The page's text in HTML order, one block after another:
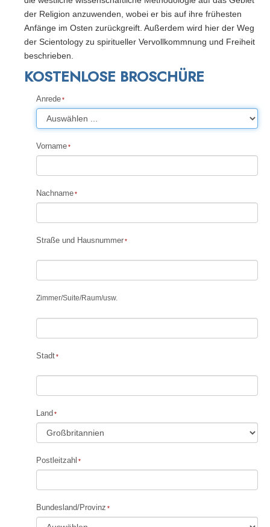
der Religion anzuwenden, wobei er bis auf ihre frühesten
Anfänge im Osten zurückgreift. Außerdem wird hier der Weg
der Scientology zu spiritueller Vervollkommnung und Freiheit
beschrieben.
KOSTENLOSE BROSCHÜRE
Anrede
Vorname
Nachname
Straße und Hausnummer
Zimmer/Suite/Raum/usw.
Stadt
Land
Postleitzahl
Bundesland/Provinz